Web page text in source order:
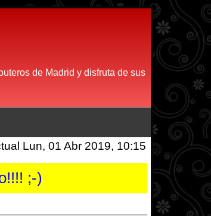
de Madrid y disfruta de sus
Lun, 01 Abr 2019, 10:15
;-)